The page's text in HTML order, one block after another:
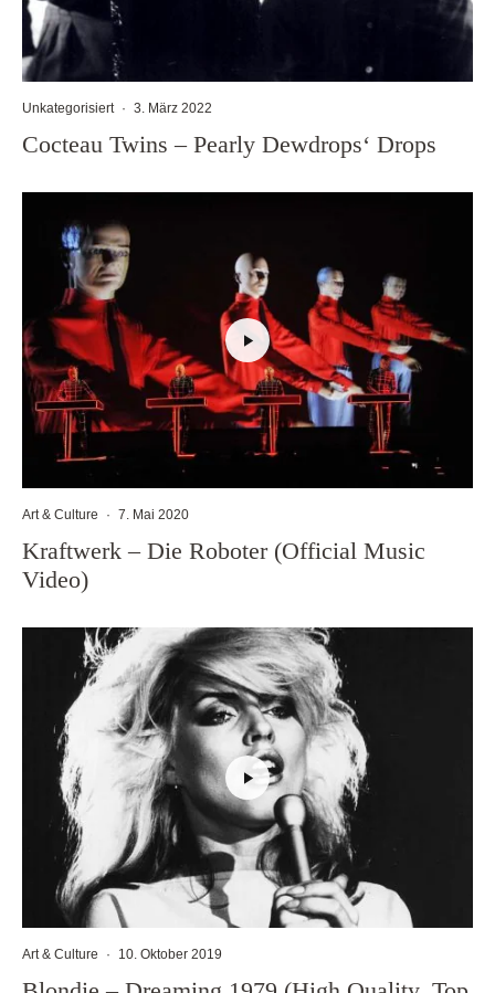
Unkategorisiert · 3. März 2022
Cocteau Twins – Pearly Dewdrops‘ Drops
Art & Culture · 7. Mai 2020
Kraftwerk – Die Roboter (Official Music
Video)
Art & Culture · 10. Oktober 2019